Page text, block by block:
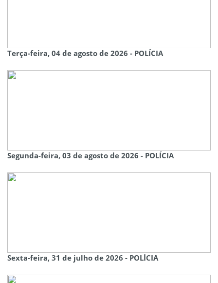
Terça-feira, 04 de agosto de 2026 - POLÍCIA
Segunda-feira, 03 de agosto de 2026 - POLÍCIA
Sexta-feira, 31 de julho de 2026 - POLÍCIA